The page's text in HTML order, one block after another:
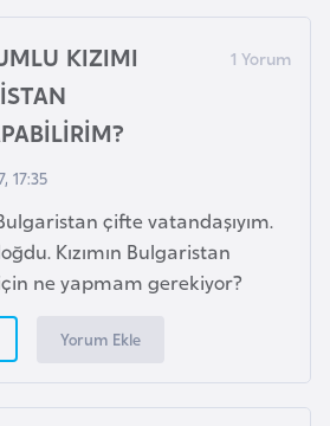
KIZIMI
17:35
çifte vatandaşıyım.
Kızımın Bulgaristan
ne yapmam gerekiyor?
Yorum Ekle